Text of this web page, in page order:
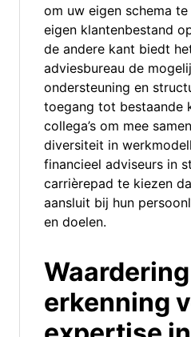
om uw eigen schema
eigen klantenbestand
de andere kant biedt
adviesbureau de
ondersteuning en
toegang tot bestaande
collega’s om mee
diversiteit in
financieel adviseurs in
carrièrepad te kiezen
aansluit bij hun
en doelen.
erkenning